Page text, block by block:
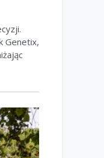
Genetix,